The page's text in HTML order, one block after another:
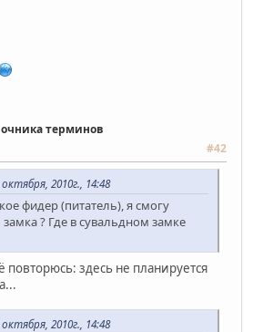
терминов
#42
2010г., 14:48
фидер (питатель), я смогу
? Где в сувальдном замке
здесь не планируется
2010г., 14:48